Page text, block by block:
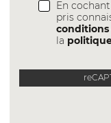
En
pris
la